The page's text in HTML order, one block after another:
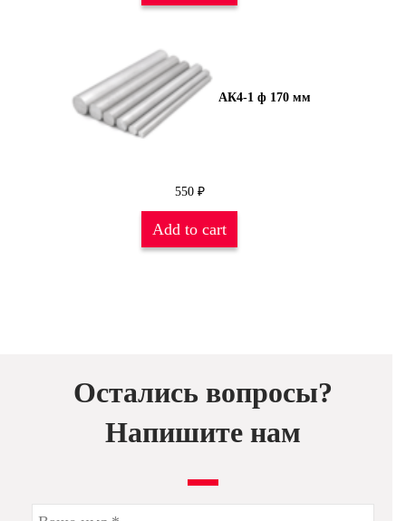
АК4-1 ф 170 мм
550 ₽
Add to cart
Остались вопросы?
Напишите нам